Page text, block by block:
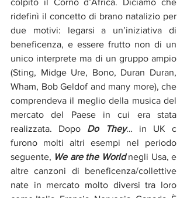
ridefinì il concetto di brano natalizio per
due motivi: legarsi a un’iniziativa di
beneficenza, e essere frutto non di un
unico interprete ma di un gruppo ampio
(Sting, Midge Ure, Bono, Duran Duran,
Wham, Bob Geldof and many more), che
comprendeva il meglio della musica del
mercato del Paese in cui era stata
realizzata. Dopo Do They… in UK c
furono molti altri esempi nel periodo
seguente, We are the World negli Usa, e
altre canzoni di beneficenza/collettive
nate in mercato molto diversi tra loro